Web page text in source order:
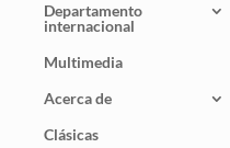
Departamento
internacional
Multimedia
Acerca de
Clásicas